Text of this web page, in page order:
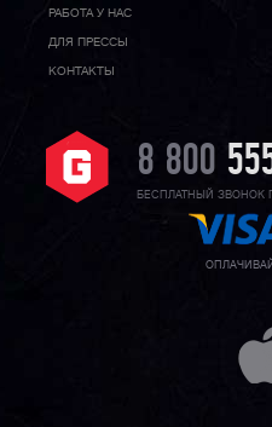
РАБОТА У НАС
ДЛЯ ПРЕССЫ
КОНТАКТЫ
8 800
БЕСПЛАТНЫЙ ЗВОНОК